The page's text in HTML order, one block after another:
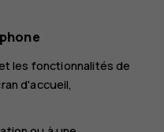
les fonctionnalités de
d'accueil,